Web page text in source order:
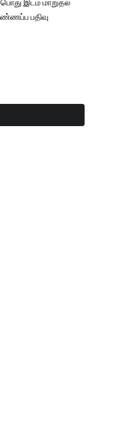
பொது இடம் மாறுதல்
பதிவு